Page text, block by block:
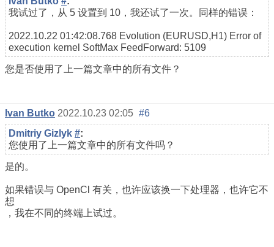
我试过了，从 5 设置到 10，我还试了一次。同样的错误：
2022.10.22 01:42:08.768 Evolution (EURUSD,H1) Error of
execution kernel SoftMax FeedForward: 5109
您是否使用了上一篇文章中的所有文件？
Ivan Butko 2022.10.23 02:05 #6
Dmitriy Gizlyk #:
您使用了上一篇文章中的所有文件吗？
是的。
如果错误与 OpenCl 有关，也许应该换一下处理器，也许它不
想
，我在不同的终端上试过。